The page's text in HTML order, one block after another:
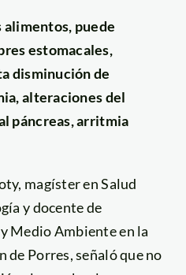
alimentos, puede
estomacales,
disminución de
alteraciones del
páncreas, arritmia
magíster en Salud
y docente de
Medio Ambiente en la
Porres, señaló que no